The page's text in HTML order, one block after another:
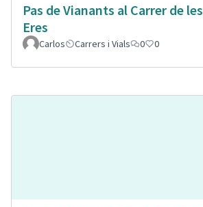
Pas de Vianants al Carrer de les
Eres
Carlos Carrers i Vials 0 0